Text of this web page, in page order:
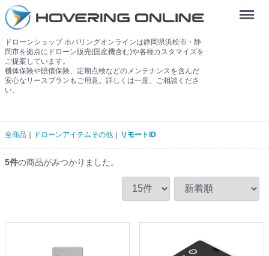
ドローンショップ ホバリングオンラインは静岡県浜松市・静
岡市を拠点にドローン販売(国産機含む)や各種カスタマイズを
ご提案しています。
機体保険や賠償保険、定期点検などのメンテナンスを含んだ
安心なリースプランもご用意。詳しくは一度、ご相談くださ
い。
Menu
全商品 ドローンアイテムその他 リモートID
5件の商品がみつかりました。